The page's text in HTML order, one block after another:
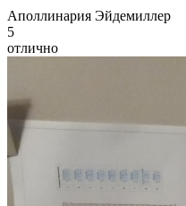
Аполлинария Эйдемиллер
5
отлично